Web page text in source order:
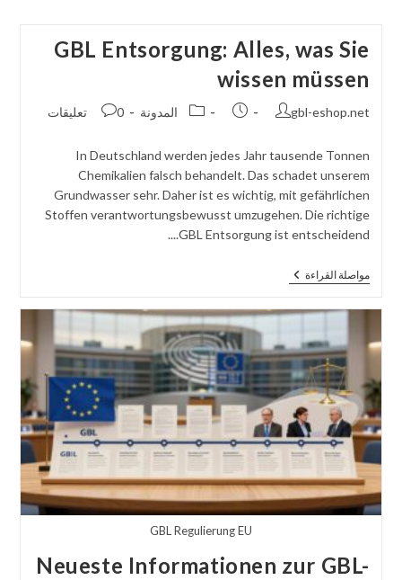
GBL Entsorgung: Alles, was Sie
wissen müssen
مؤلف
gbl-eshop.net
تم
المنشور:
فئة
المدونة
نشر
0 تعليقات
In Deutschland werden jedes Jahr tausende Tonnen
Chemikalien falsch behandelt. Das schadet unserem
Grundwasser sehr. Daher ist es wichtig, mit gefährlichen
Stoffen verantwortungsbewusst umzugehen. Die richtige
GBL Entsorgung ist entscheidend....
مواصلة القراءةGBL
Entsorgung:
Was
Wissen
Müssen
GBL Regulierung EU
Neueste Informationen zur GBL-